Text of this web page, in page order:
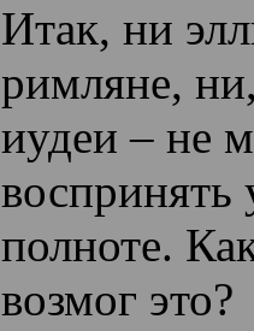
Итак, ни
римляне,
иудеи – не
воспринять
полноте.
возмог это?